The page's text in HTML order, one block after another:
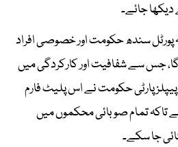
جائے۔
پورٹل سندھ حکومت اور خصوصی افراد
جس سے شفافیت اور کارکردگی میں
پارٹی حکومت نے اس پلیٹ فارم
تاکہ تمام صوبائی محکموں میں
جا سکے۔